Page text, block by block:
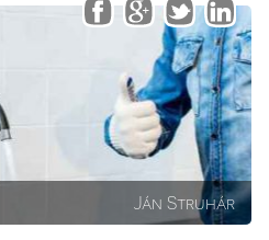
Ján Struhár